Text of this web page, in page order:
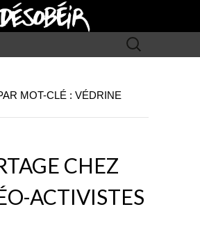
Rechercher :
MOT-CLÉ : VÉDRINE
CHEZ
ACTIVISTES